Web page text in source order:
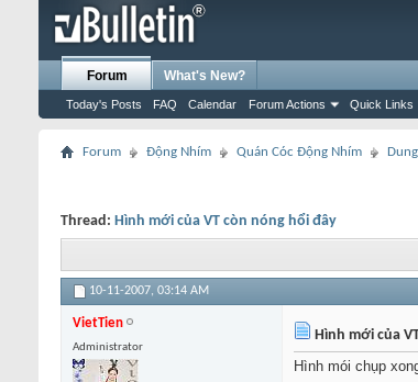
Forum
Today's Posts FAQ Calendar Forum Actions Quick Links
What's New?
Forum Động Nhím Quán Cóc Động Nhím
Thread: Hình mới của VT còn nóng hổi đây
10-11-2007, 03:14 AM
VietTien
Administrator
Hình mới của
Hình mói chụp